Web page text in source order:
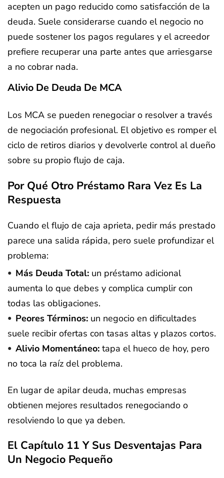
acepten un pago reducido como satisfacción de la
deuda. Suele considerarse cuando el negocio no
puede sostener los pagos regulares y el acreedor
prefiere recuperar una parte antes que arriesgarse
a no cobrar nada.
Alivio De Deuda De MCA
Los MCA se pueden renegociar o resolver a través
de negociación profesional. El objetivo es romper el
ciclo de retiros diarios y devolverle control al dueño
sobre su propio flujo de caja.
Por Qué Otro Préstamo Rara Vez Es La
Respuesta
Cuando el flujo de caja aprieta, pedir más prestado
parece una salida rápida, pero suele profundizar el
problema:
Más Deuda Total: un préstamo adicional
aumenta lo que debes y complica cumplir con
todas las obligaciones.
Peores Términos: un negocio en dificultades
suele recibir ofertas con tasas altas y plazos cortos.
Alivio Momentáneo: tapa el hueco de hoy, pero
no toca la raíz del problema.
En lugar de apilar deuda, muchas empresas
obtienen mejores resultados renegociando o
resolviendo lo que ya deben.
El Capítulo 11 Y Sus Desventajas Para
Un Negocio Pequeño